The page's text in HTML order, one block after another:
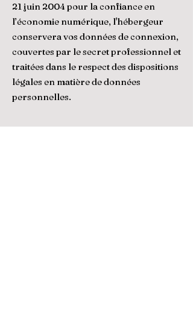
21 juin 2004 pour la confiance en
l’économie numérique, l'hébergeur
conservera vos données de connexion,
couvertes par le secret professionnel et
traitées dans le respect des dispositions
légales en matière de données
personnelles.